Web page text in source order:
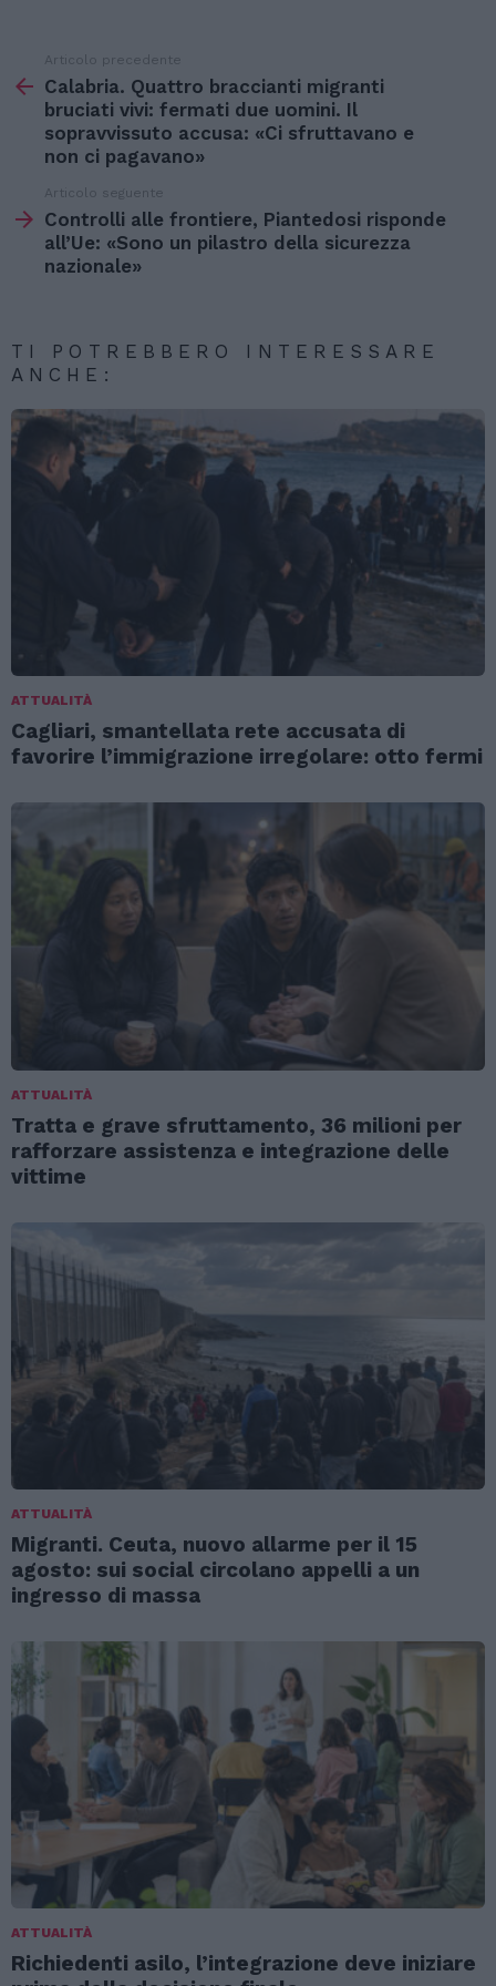
di
Articolo precedente
Calabria. Quattro braccianti migranti
bruciati vivi: fermati due uomini. Il
sopravvissuto accusa: «Ci sfruttavano e
non ci pagavano»
Articolo seguente
Controlli alle frontiere, Piantedosi risponde
all’Ue: «Sono un pilastro della sicurezza
nazionale»
TI POTREBBERO INTERESSARE
ANCHE:
ATTUALITÀ
Cagliari, smantellata rete accusata di
favorire l’immigrazione irregolare: otto fermi
ATTUALITÀ
Tratta e grave sfruttamento, 36 milioni per
rafforzare assistenza e integrazione delle
vittime
ATTUALITÀ
Migranti. Ceuta, nuovo allarme per il 15
agosto: sui social circolano appelli a un
ingresso di massa
ATTUALITÀ
Richiedenti asilo, l’integrazione deve iniziare